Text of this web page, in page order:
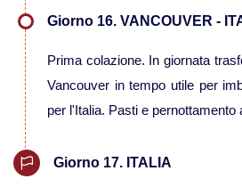
Giorno 16. VANCOUVER -
Prima colazione. In giornata
Vancouver in tempo utile per
per l'Italia. Pasti e pernottamento
Giorno 17. ITALIA